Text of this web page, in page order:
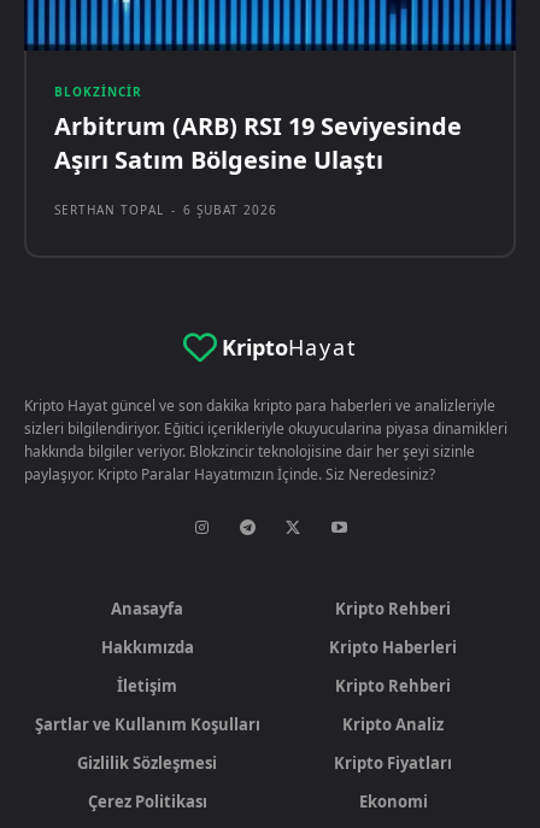
BLOKZINCIR
Arbitrum (ARB) RSI 19 Seviyesinde
Aşırı Satım Bölgesine Ulaştı
SERTHAN TOPAL - 6 ŞUBAT 2026
KriptoHayat
Kripto Hayat güncel ve son dakika kripto para haberleri ve analizleriyle
sizleri bilgilendiriyor. Eğitici içerikleriyle okuyucularina piyasa dinamikleri
hakkında bilgiler veriyor. Blokzincir teknolojisine dair her şeyi sizinle
paylaşıyor. Kripto Paralar Hayatımızın İçinde. Siz Neredesiniz?
Anasayfa
Hakkımızda
İletişim
Şartlar ve Kullanım Koşulları
Gizlilik Sözleşmesi
Çerez Politikası
Kripto Rehberi
Kripto Haberleri
Kripto Rehberi
Kripto Analiz
Kripto Fiyatları
Ekonomi